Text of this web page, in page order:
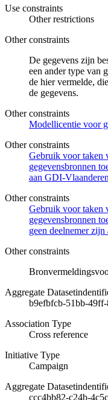
Use constraints
Other restrictions
Other constraints
De gegevens zijn
een ander type van
de hier vermelde,
de gegevens.
Other constraints
Modellicentie voor
Other constraints
Gebruik voor taken
gegevensbronnen
aan GDI-Vlaanderen
Other constraints
Gebruik voor taken
gegevensbronnen
geen deelnemer
Other constraints
Aggregate
b9efbfcb-51bb-
Association Type
Cross reference
Initiative Type
Campaign
Aggregate
ccc4bb82-c24b-